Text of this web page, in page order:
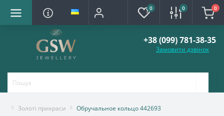
0 0 0
+38 (099) 781-38-35
Замовити дзвінок
Золоті прикраси Обручальное кольцо 442693